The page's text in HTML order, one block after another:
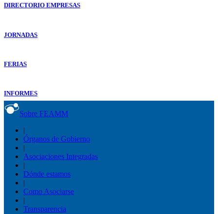
DIRECTORIO EMPRESAS
JORNADAS
FERIAS
INFORMES
Sobre FEAMM
|
Órganos de Gobierno
|
Asociaciones Integradas
|
Dónde estamos
|
Como Asociarse
|
Transparencia